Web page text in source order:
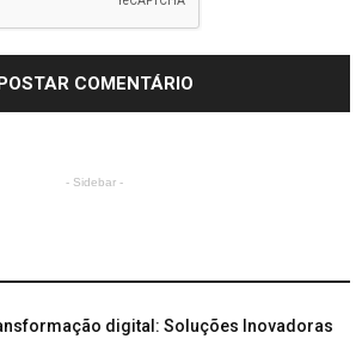
- Sidebar -
digital: Soluções Inovadoras